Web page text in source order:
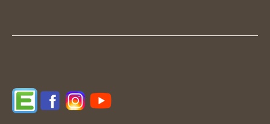
EdupageFacebookInstagram
YouTube